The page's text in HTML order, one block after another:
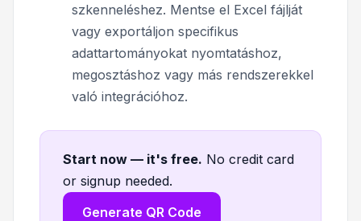
szkenneléshez. Mentse el Excel fájlját
vagy exportáljon specifikus
adattartományokat nyomtatáshoz,
megosztáshoz vagy más rendszerekkel
való integrációhoz.
Start now — it's free. No credit card
or signup needed.
Generate QR Code